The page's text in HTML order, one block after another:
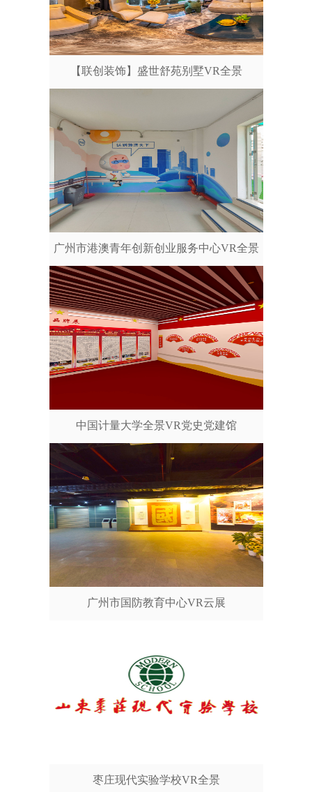
【联创装饰】盛世舒苑别墅VR全景
广州市港澳青年创新创业服务中心VR全景
中国计量大学全景VR党史党建馆
广州市国防教育中心VR云展
枣庄现代实验学校VR全景